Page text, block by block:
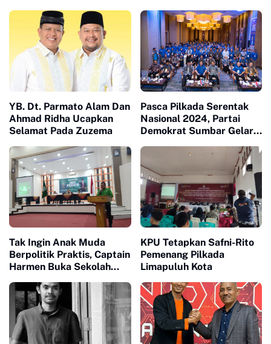
YB. Dt. Parmato Alam Dan
Ahmad Ridha Ucapkan
Selamat Pada Zuzema
Pasca Pilkada Serentak
Nasional 2024, Partai
Demokrat Sumbar Gelar
Konsolidasi Kader
Tak Ingin Anak Muda
Berpolitik Praktis, Captain
Harmen Buka Sekolah
KPU Tetapkan Safni-Rito
Pemenang Pilkada
Limapuluh Kota